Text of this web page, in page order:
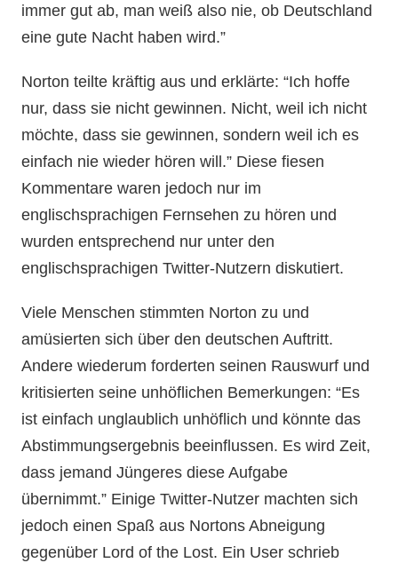
immer gut ab, man weiß also nie, ob Deutschland
eine gute Nacht haben wird.”
Norton teilte kräftig aus und erklärte: “Ich hoffe
nur, dass sie nicht gewinnen. Nicht, weil ich nicht
möchte, dass sie gewinnen, sondern weil ich es
einfach nie wieder hören will.” Diese fiesen
Kommentare waren jedoch nur im
englischsprachigen Fernsehen zu hören und
wurden entsprechend nur unter den
englischsprachigen Twitter-Nutzern diskutiert.
Viele Menschen stimmten Norton zu und
amüsierten sich über den deutschen Auftritt.
Andere wiederum forderten seinen Rauswurf und
kritisierten seine unhöflichen Bemerkungen: “Es
ist einfach unglaublich unhöflich und könnte das
Abstimmungsergebnis beeinflussen. Es wird Zeit,
dass jemand Jüngeres diese Aufgabe
übernimmt.” Einige Twitter-Nutzer machten sich
jedoch einen Spaß aus Nortons Abneigung
gegenüber Lord of the Lost. Ein User schrieb